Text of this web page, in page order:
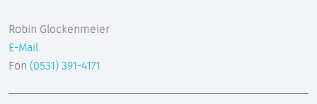
Robin Glockenmeier
E-Mail
Fon (0531) 391-4171